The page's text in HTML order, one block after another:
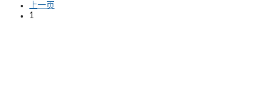
上一页
1